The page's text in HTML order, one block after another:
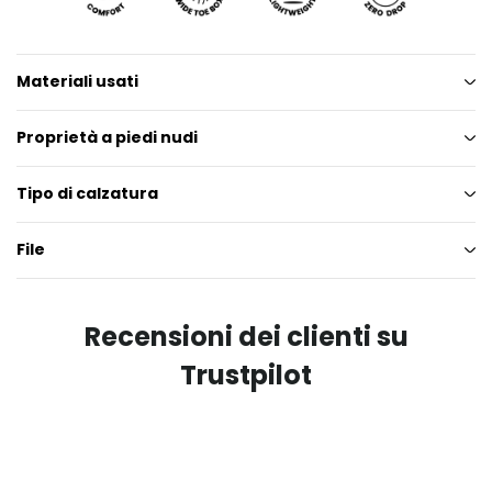
Materiali usati
Proprietà a piedi nudi
Tipo di calzatura
File
Recensioni dei clienti su
Trustpilot